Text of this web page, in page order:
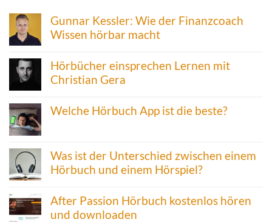
Gunnar Kessler: Wie der Finanzcoach
Wissen hörbar macht
Hörbücher einsprechen Lernen mit
Christian Gera
Welche Hörbuch App ist die beste?
Was ist der Unterschied zwischen einem
Hörbuch und einem Hörspiel?
After Passion Hörbuch kostenlos hören
und downloaden